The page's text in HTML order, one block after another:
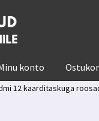
konto
12 kaarditaskuga